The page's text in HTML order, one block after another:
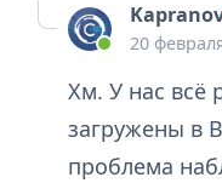
20
Хм. У нас всё
загружены в
проблема